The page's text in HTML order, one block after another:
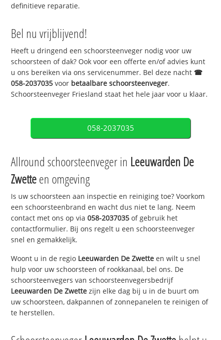
definitieve reparatie.
Bel nu vrijblijvend!
Heeft u dringend een schoorsteenveger nodig voor uw
schoorsteen of dak? Ook voor een offerte en/of advies kunt
u ons bereiken via ons servicenummer. Bel deze nacht ☎
058-2037035 voor betaalbare schoorsteenveger.
Schoorsteenveger Friesland staat het hele jaar voor u klaar.
058-2037035
Allround schoorsteenveger in Leeuwarden De
Zwetteen omgeving
Is uw schoorsteen aan inspectie en reiniging toe? Voorkom
een schoorsteenbrand en wacht dus niet te lang. Neem
contact met ons op via058-2037035 of gebruik het
contactformulier. Bij ons regelt u een schoorsteenveger
snel en gemakkelijk.
Woont u in de regio Leeuwarden De Zwette en wilt u snel
hulp voor uw schoorsteen of rookkanaal, bel ons. De
schoorsteenvegers van schoorsteenvegersbedrijf
Leeuwarden De Zwette zijn elke dag bij u in de buurt om
uw schoorsteen, dakpannen of zonnepanelen te reinigen of
te herstellen.